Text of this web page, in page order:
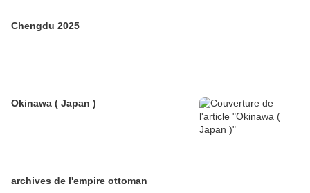
Chengdu 2025
Okinawa ( Japan )
archives de l'empire ottoman